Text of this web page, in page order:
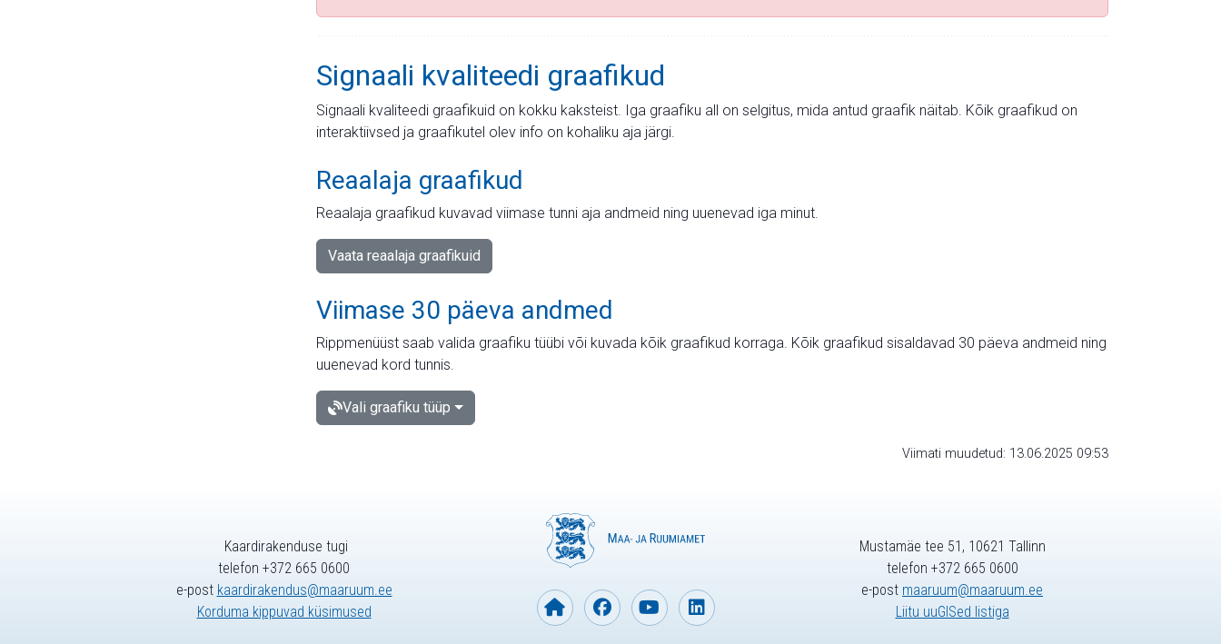
Signaali kvaliteedi graafikud
Signaali kvaliteedi graafikuid on kokku kaksteist. Iga graafiku all on selgitus, mida antud graafik näitab. Kõik graafikud on
interaktiivsed ja graafikutel olev info on kohaliku aja järgi.
Reaalaja graafikud
Reaalaja graafikud kuvavad viimase tunni aja andmeid ning uuenevad iga minut.
Vaata reaalaja graafikuid
Viimase 30 päeva andmed
Rippmenüüst saab valida graafiku tüübi või kuvada kõik graafikud korraga. Kõik graafikud sisaldavad 30 päeva andmeid ning
uuenevad kord tunnis.
Vali graafiku tüüp
Viimati muudetud: 13.06.2025 09:53
Kaardirakenduse tugi
telefon +372 665 0600
e-post kaardirakendus@maaruum.ee
Korduma kippuvad küsimused
Mustamäe tee 51, 10621 Tallinn
telefon +372 665 0600
e-post maaruum@maaruum.ee
Liitu uuGISed listiga